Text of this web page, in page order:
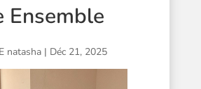
Ensemble
natasha| Déc 21, 2025